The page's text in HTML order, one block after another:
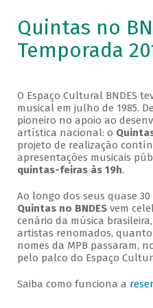
Quintas no
Temporada
O Espaço Cultural BNDES
musical em julho de 1985.
pioneiro no apoio ao
artística nacional: o
projeto de realização
apresentações musicais
quintas-feiras às 19h.
Ao longo dos seus quase
Quintas no BNDESvem
cenário da música
artistas renomados,
nomes da MPB passaram,
pelo palco do Espaço
Saiba como funciona a